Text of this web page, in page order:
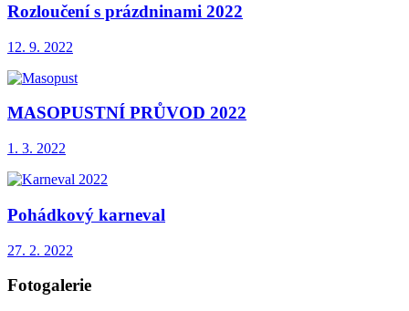
Rozloučení s prázdninami 2022
12. 9. 2022
MASOPUSTNÍ PRŮVOD 2022
1. 3. 2022
Pohádkový karneval
27. 2. 2022
Fotogalerie